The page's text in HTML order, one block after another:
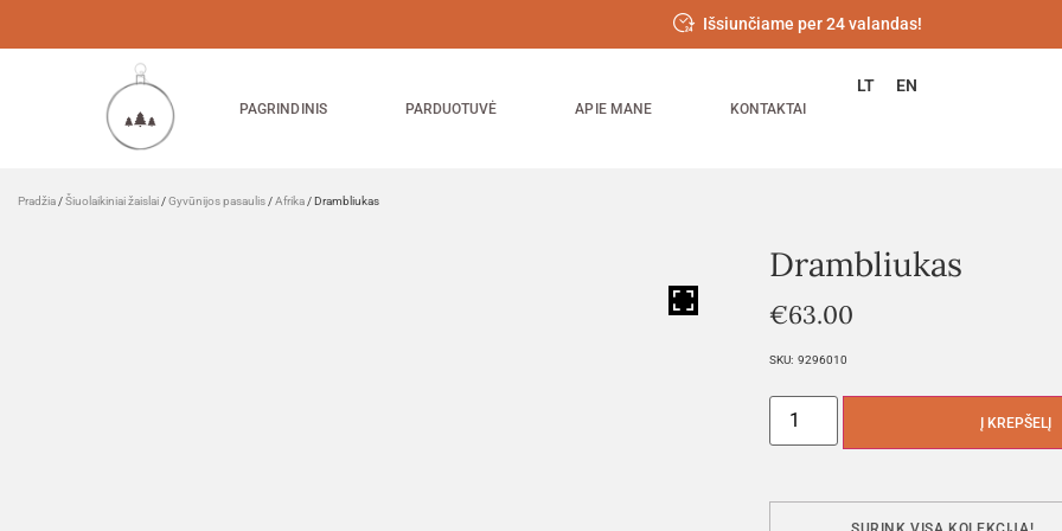
Išsiunčiame per 24 valandas!
PAGRINDINIS PARDUOTUVĖ APIE MANE KONTAKTAI
LT EN
Pradžia /Šiuolaikiniai žaislai /Gyvūnijos pasaulis /Afrika / Drambliukas
Drambliukas
€63.00
SKU: 9296010
Į KREPŠELĮ